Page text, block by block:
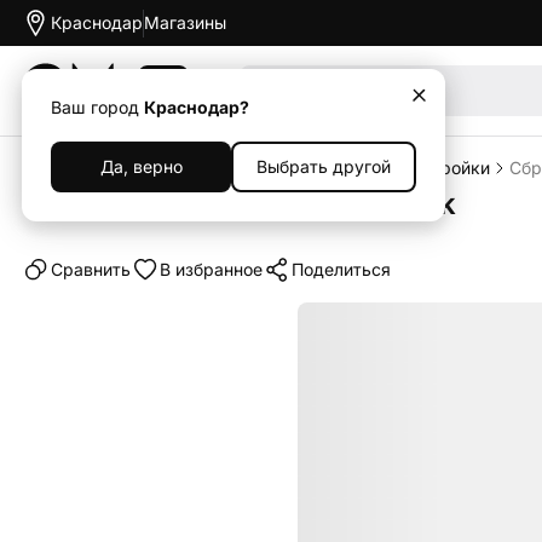
Краснодар
Ваш город Краснодар?
Да, верно Выбрать другой
Магазины
Каталог Услуги и софт Услуги и настройки
Сброс пароля Apple MacBook
Cравнить В избранное Поделиться